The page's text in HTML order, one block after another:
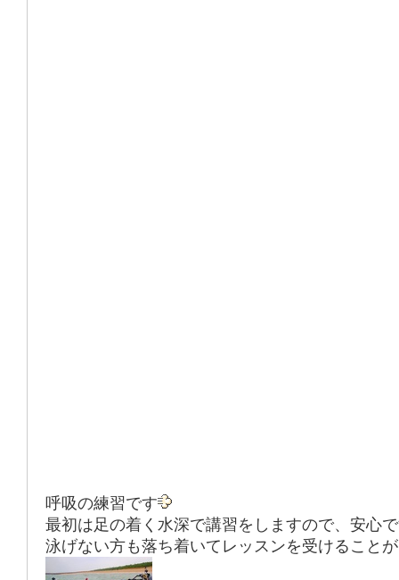
呼吸の練習です
最初は足の着く水深で講習をしますので、安心
泳げない方も落ち着いてレッスンを受けること